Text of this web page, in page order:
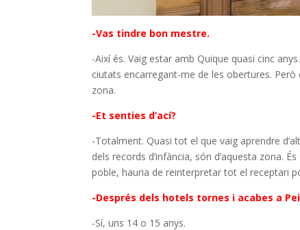
-Vas tindre bon mestre.
-Així és. Vaig estar amb Quique quasi cinc
ciutats encarregant-me de les obertures.
zona.
-Et senties d’ací?
-Totalment. Quasi tot el que vaig aprendre
dels records d’infància, són d’aquesta zona.
poble, hauria de reinterpretar tot el receptari
-Després dels hotels tornes i acabes a
-Sí, uns 14 o 15 anys.